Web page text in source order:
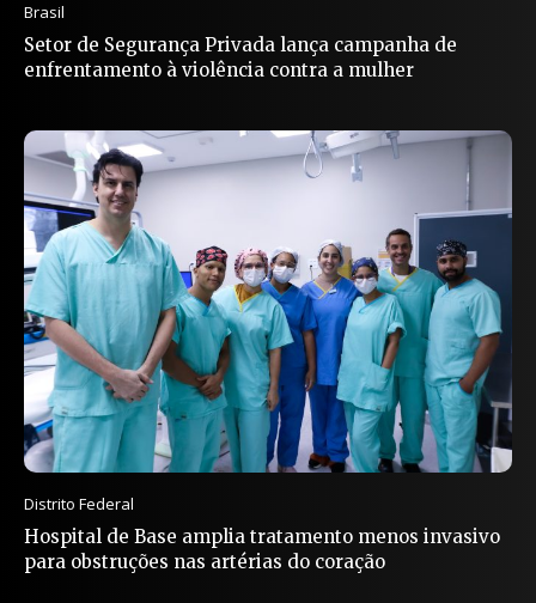
Brasil
Setor de Segurança Privada lança campanha de
enfrentamento à violência contra a mulher
Distrito Federal
Hospital de Base amplia tratamento menos invasivo
para obstruções nas artérias do coração